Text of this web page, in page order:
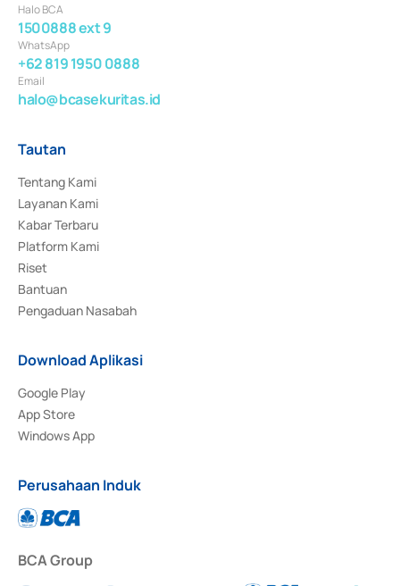
Halo BCA
1500888 ext 9
WhatsApp
+62 819 1950 0888
Email
halo@bcasekuritas.id
Tautan
Tentang Kami
Layanan Kami
Kabar Terbaru
Platform Kami
Riset
Bantuan
Pengaduan Nasabah
Download Aplikasi
Google Play
App Store
Windows App
Perusahaan Induk
BCA Group